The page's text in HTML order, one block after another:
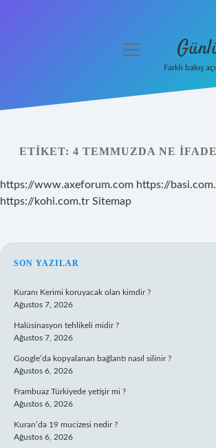
Yasal Uyarı
Hakkımızda
menüyü
Farklı bakış
ETIKET: 4 TEMMUZDA NE
https://www.axeforum.com https://
https://kohi.com.tr Sitemap
SIDEBAR
SON YAZILAR
Kuranı Kerimi koruyacak olan kimdir ?
Ağustos 7, 2026
Halüsinasyon tehlikeli midir ?
Ağustos 7, 2026
Google’da kopyalanan bağlantı nasıl silinir ?
Ağustos 6, 2026
Frambuaz Türkiyede yetişir mi ?
Ağustos 6, 2026
Kuran’da 19 mucizesi nedir ?
Ağustos 6, 2026